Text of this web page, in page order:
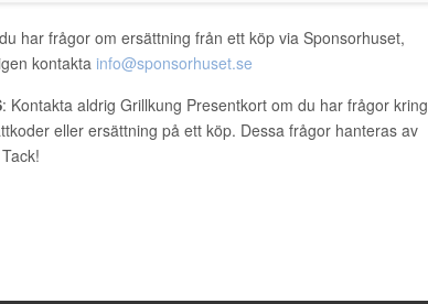
har frågor om ersättning från ett köp via Sponsorhuset,
kontakta info@sponsorhuset.se
: Kontakta aldrig Grillkung Presentkort om du har frågor kring
eller ersättning på ett köp. Dessa frågor hanteras av